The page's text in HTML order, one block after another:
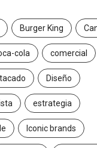
Burger King
cola comercial
Diseño
estrategia
Iconic brands